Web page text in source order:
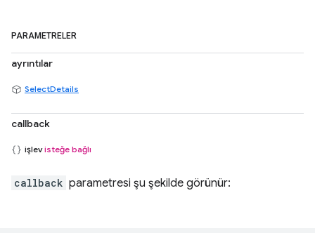
PARAMETRELER
ayrıntılar
SelectDetails
callback
işlevisteğe bağlı
callback parametresi şu şekilde görünür: